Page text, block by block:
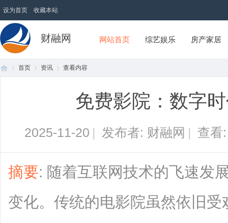
设为首页 收藏本站
财融网 网站首页 综艺娱乐 房产家居
首页 资讯 查看内容
免费影院：数字
2025-11-20 | 发布者: 财融网 | 查
摘要: 随着互联网技术的飞速发
变化。传统的电影院虽然依旧